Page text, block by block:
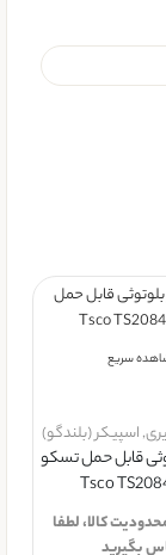
سریع
,اسپیکر (بلندگو)
قابل حمل تسکو
کالا، لطفا
بگیرید